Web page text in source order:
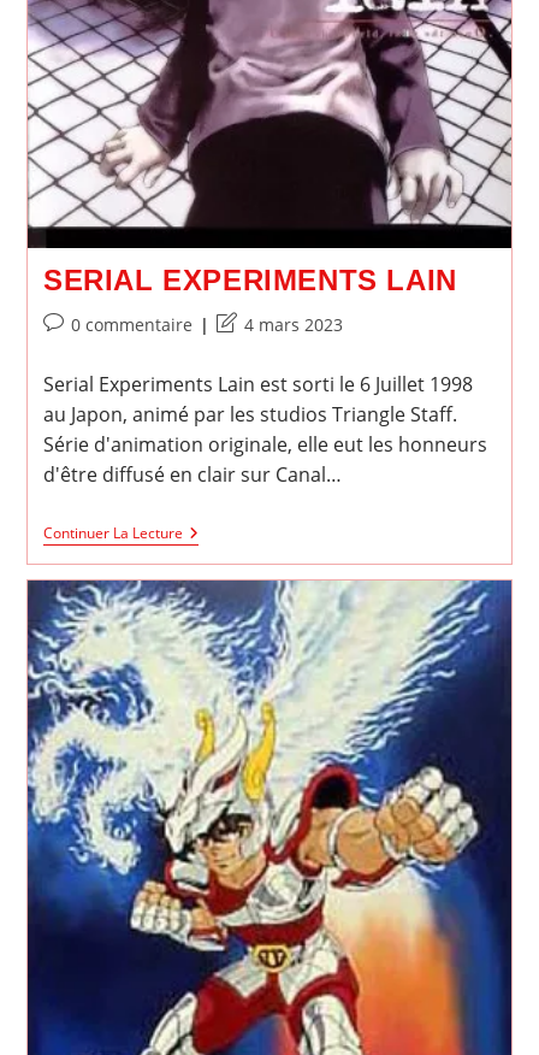
SERIAL EXPERIMENTS LAIN
Commentaires
la
publication :
0 commentaire
Dernière
de
la
publication :
4 mars 2023
Serial Experiments Lain est sorti le 6 Juillet 1998
au Japon, animé par les studios Triangle Staff.
Série d'animation originale, elle eut les honneurs
d'être diffusé en clair sur Canal…
Continuer La LectureSerial
Experiments
Lain